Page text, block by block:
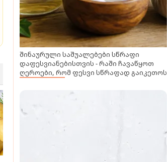
შინაურული საშუალებები სწრაფი
დაფესვიანებისთვის - რაში ჩავაწყოთ
ღეროები, რომ ფესვი სწრაფად გაიკეთოს